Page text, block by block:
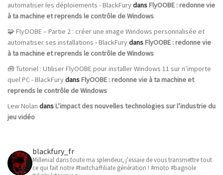
automatiser les déploiements - BlackFurydansFlyOOBE : redonne vie
à ta machine et reprends le contrôle de Windows
🧩 FlyOOBE – Partie 2 : créer une image Windows personnalisée et
automatiser ses installations - BlackFurydansFlyOOBE : redonne vie
à ta machine et reprends le contrôle de Windows
🧰 Tutoriel : Utiliser FlyOOBE pour installer Windows 11 sur n’importe
quel PC - BlackFurydansFlyOOBE : redonne vie à ta machine et
reprends le contrôle de Windows
Lew Nolan dansL’impact des nouvelles technologies sur l’industrie du
jeu vidéo
blackfury_fr
Millenial dans toute ma splendeur, j'essaie de vous transmettre tout
ce qui fait notre #twitchaffiliate génération ! #moto #bagnole